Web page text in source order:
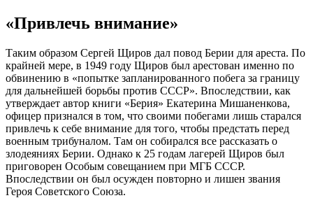
«Привлечь внимание»
Таким образом Сергей Щиров дал повод Берии для ареста. По
крайней мере, в 1949 году Щиров был арестован именно по
обвинению в «попытке запланированного побега за границу
для дальнейшей борьбы против СССР». Впоследствии, как
утверждает автор книги «Берия» Екатерина Мишаненкова,
офицер признался в том, что своими побегами лишь старался
привлечь к себе внимание для того, чтобы предстать перед
военным трибуналом. Там он собирался все рассказать о
злодеяниях Берии. Однако к 25 годам лагерей Щиров был
приговорен Особым совещанием при МГБ СССР.
Впоследствии он был осужден повторно и лишен звания
Героя Советского Союза.